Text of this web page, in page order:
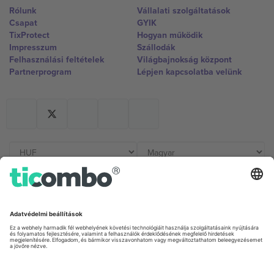
Rólunk
Csapat
TixProtect
Impresszum
Felhasználási feltételek
Partnerprogram
Vállalati szolgáltatások
GYIK
Hogyan működik
Szállodák
Világbajnokság központ
Lépjen kapcsolatba velünk
Germany
Unter den Linden 24, 10117
Berlin, Germany
United Kingdom
167 City Road, London, Greater